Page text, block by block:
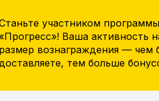
участником
«Прогресс»! Ваша активность
размер вознаграждения — чем
тем больше